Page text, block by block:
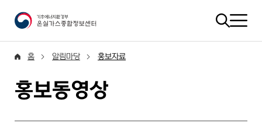
홈 알림마당 홍보자료
홍보동영상